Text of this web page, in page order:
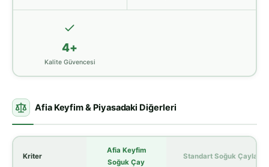
4+
Kalite Güvencesi
Afia Keyfim & Piyasadaki Diğerleri
Kriter
Afia Keyfim
Soğuk Çay
Standart Soğuk Çaylar